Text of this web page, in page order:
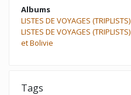
Albums
LISTES DE VOYAGES (TRIPLISTS)
LISTES DE VOYAGES (TRIPLISTS)
et Bolivie
Tags